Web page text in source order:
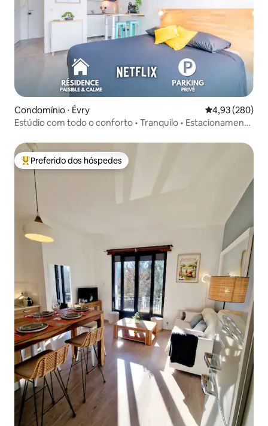
Condomínio ⋅ Évry 4,93 de uma
4,93 (280)
Estúdio com todo o conforto • Tranquilo • Estacionamento
Entre os melhores preferidos dos hóspedes
Preferido dos hóspedes